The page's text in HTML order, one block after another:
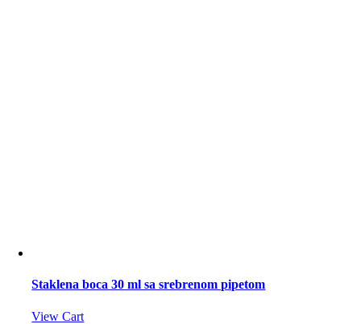
Staklena boca 30 ml sa srebrenom pipetom
View Cart